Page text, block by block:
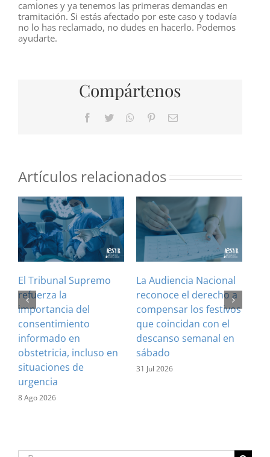
camiones y ya tenemos las primeras demandas en
tramitación. Si estás afectado por este caso y todavía
no lo has reclamado, no dudes en hacerlo. Podemos
ayudarte.
Compártenos
Facebook
Twitter WhatsApp
PinterestCorreo
Artículos relacionados
El Tribunal Supremo
refuerza la
importancia del
consentimiento
informado en
obstetricia, incluso en
situaciones de
urgencia
8 Ago 2026
La Audiencia Nacional
reconoce el derecho a
compensar los festivos
que coincidan con el
descanso semanal en
sábado
31 Jul 2026